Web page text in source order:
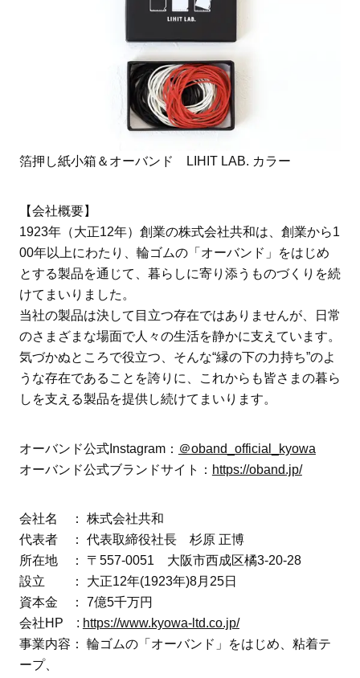
箔押し紙小箱＆オーバンド LIHIT LAB. カラー
【会社概要】
1923年（大正12年）創業の株式会社共和は、創業から1
00年以上にわたり、輪ゴムの「オーバンド」をはじめ
とする製品を通じて、暮らしに寄り添うものづくりを続
けてまいりました。
当社の製品は決して目立つ存在ではありませんが、日常
のさまざまな場面で人々の生活を静かに支えています。
気づかぬところで役立つ、そんな“縁の下の力持ち”のよ
うな存在であることを誇りに、これからも皆さまの暮ら
しを支える製品を提供し続けてまいります。
オーバンド公式Instagram： ＠oband_official_kyowa
オーバンド公式ブランドサイト： https://oband.jp/
会社名 ： 株式会社共和
代表者 ： 代表取締役社長 杉原 正博
所在地 ： 〒557-0051 大阪市西成区橘3-20-28
設立 ： 大正12年(1923年)8月25日
資本金 ： 7億5千万円
会社HP : https://www.kyowa-ltd.co.jp/
事業内容： 輪ゴムの「オーバンド」をはじめ、粘着テ
ープ、